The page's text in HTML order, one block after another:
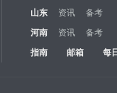
山东 资讯 备考
河南 资讯 备考
指南 邮箱 每